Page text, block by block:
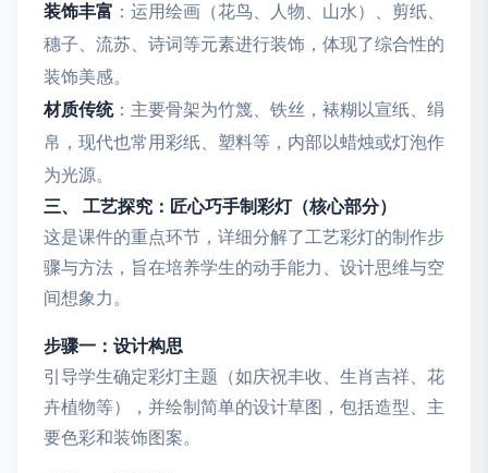
装饰丰富 ：运用绘画（花鸟、人物、山水）、剪纸、
穗子、流苏、诗词等元素进行装饰，体现了综合性的
装饰美感。
材质传统：主要骨架为竹篾、铁丝，裱糊以宣纸、绢
帛，现代也常用彩纸、塑料等，内部以蜡烛或灯泡作
为光源。
三、 工艺探究：匠心巧手制彩灯（核心部分）
这是课件的重点环节，详细分解了工艺彩灯的制作步
骤与方法，旨在培养学生的动手能力、设计思维与空
间想象力。
步骤一：设计构思
引导学生确定彩灯主题（如庆祝丰收、生肖吉祥、花
卉植物等），并绘制简单的设计草图，包括造型、主
要色彩和装饰图案。